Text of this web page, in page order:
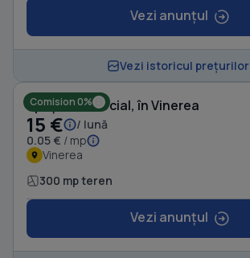
Vezi anunțul
Vezi istoricul prețurilor
Comision 0%
Spațiu comercial, în Vinerea
15 €
/ lună
0.05 € / mp
Vinerea
300 mp teren
Vezi anunțul